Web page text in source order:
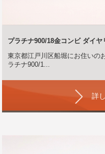
プラチナ900/18金コンビ ダイ
東京都江戸川区船堀にお住いの
ラチナ900/1...
詳